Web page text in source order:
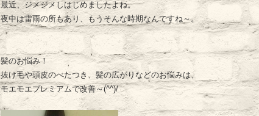
最近、ジメジメしはじめましたよね。
夜中は雷雨の所もあり、もうそんな時期なんですね～。
髪のお悩み！
抜け毛や頭皮のべたつき、髪の広がりなどのお悩みは、
モエモエプレミアムで改善～(^^)/